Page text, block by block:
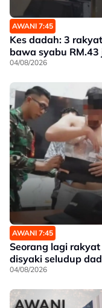
AWANI 7:45
Kes dadah: 3
bawa syabu RM.43
04/08/2026
AWANI 7:45
Seorang lagi
disyaki seludup
04/08/2026